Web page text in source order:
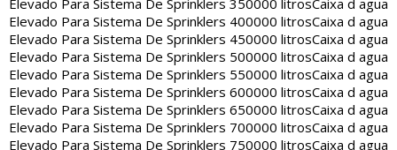
Elevado Para Sistema De Sprinklers 350000 litrosCaixa d agua
Elevado Para Sistema De Sprinklers 400000 litrosCaixa d agua
Elevado Para Sistema De Sprinklers 450000 litrosCaixa d agua
Elevado Para Sistema De Sprinklers 500000 litrosCaixa d agua
Elevado Para Sistema De Sprinklers 550000 litrosCaixa d agua
Elevado Para Sistema De Sprinklers 600000 litrosCaixa d agua
Elevado Para Sistema De Sprinklers 650000 litrosCaixa d agua
Elevado Para Sistema De Sprinklers 700000 litrosCaixa d agua
Elevado Para Sistema De Sprinklers 750000 litrosCaixa d agua